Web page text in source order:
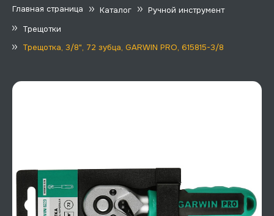
Главная страница Каталог
Ручной инструмент
Трещотки
Трещотка, 3/8", 72 зубца, GARWIN PRO, 615815-3/8